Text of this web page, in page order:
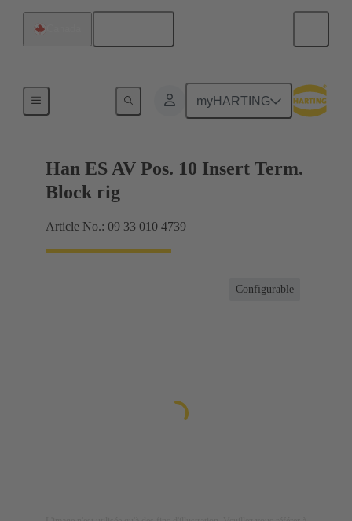
myHARTING
Connecteur bornier
Han ES AV Pos. 10 Insert Term.
Block rig
Article No.: 09 33 010 4739
Configurable